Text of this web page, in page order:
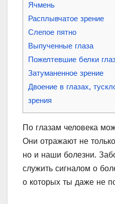
Ячмень
Расплывчатое зрение
Слепое пятно
Выпученные глаза
Пожелтевшие белки
Затуманенное зрение
Двоение в глазах,
зрения
По глазам человека
Они отражают не
но и наши болезни.
служить сигналом о
о которых ты даже не